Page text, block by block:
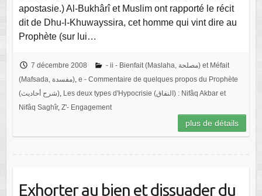
apostasie.) Al-Bukhârî et Muslim ont rapporté le récit
dit de Dhu-l-Khuwayssira, cet homme qui vint dire au
Prophète (sur lui…
7 décembre 2008
- ii - Bienfait (Maslaha, مصلحة) et Méfait
(Mafsada, مفسدة), e - Commentaire de quelques propos du Prophète
(شرح أحاديث), Les deux types d'Hypocrisie (النفاق) : Nifâq Akbar et
Nifâq Saghîr, Z'- Engagement
plus de détails
Exhorter au bien et dissuader du